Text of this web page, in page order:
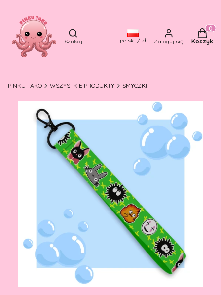
Otwórz wyszukiwarkę
Szukaj polski / zł Zaloguj się Koszyk
PINKU TAKO WSZYSTKIE PRODUKTY SMYCZKI